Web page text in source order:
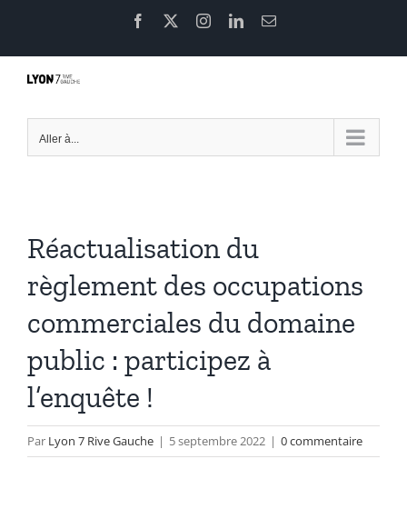
contenu
Facebook InstagramLinkedInEmail
Aller à...
Réactualisation du
règlement des occupations
commerciales du domaine
public : participez à
l’enquête !
Par Lyon 7 Rive Gauche | 5 septembre 2022 | 0 commentaire